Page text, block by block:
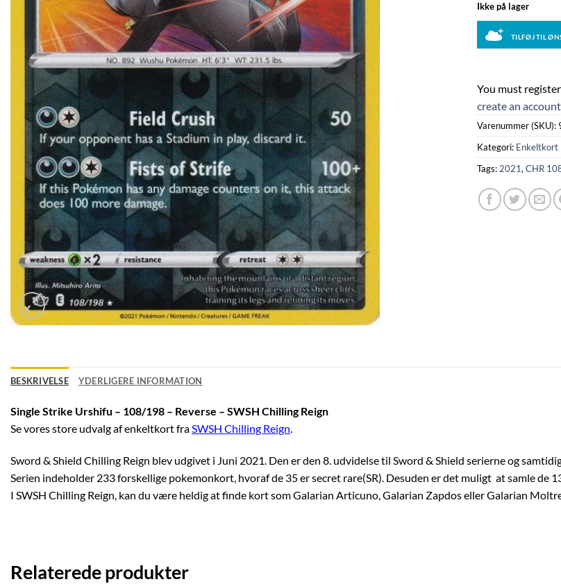
Ikke på lager
TILFØJ TIL
You must
create an account
Varenummer (SKU):
Kategori: Enkeltkort
Tags: 2021, CHR
BESKRIVELSE YDERLIGERE INFORMATION
Single Strike Urshifu – 108/198 – Reverse – SWSH Chilling Reign
Se vores store udvalg af enkeltkort fraSWSH Chilling Reign.
Sword & Shield Chilling Reign blev udgivet i Juni 2021. Den er den 8. udvidelse til Sword & Shield serierne og
Serien indeholder 233 forskellige pokemonkort, hvoraf de 35 er secret rare(SR). Desuden er det muligt at samle de
I SWSH Chilling Reign, kan du være heldig at finde kort som Galarian Articuno, Galarian Zapdos eller Galarian
Relaterede produkter